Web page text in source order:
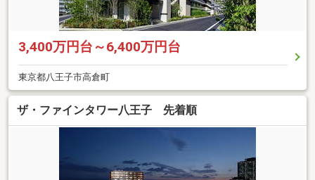
3,400万円台～6,400万円台
東京都八王子市高倉町
ザ・ファインタワー八王子 先着順